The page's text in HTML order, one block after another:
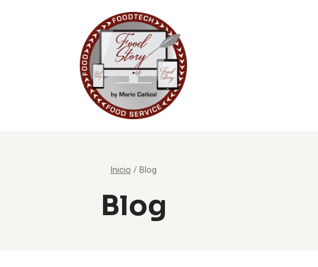
Inicio /Blog
Blog